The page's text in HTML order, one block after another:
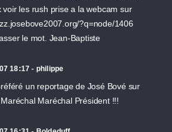
voir les rush prise a la webcam sur
?q=node/1406
le mot. Jean-Baptiste
18:17 - philippe
un reportage de José Bové sur
Maréchal Président !!!